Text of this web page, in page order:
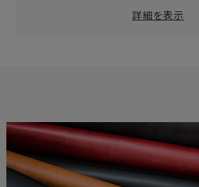
※数値は全て概算です。
※製品および付属品の仕様は、改良のため
合があります。
※製品画像の色に関しましてはお使いの
モニター環境により、実際の製品と異な
詳細を表示